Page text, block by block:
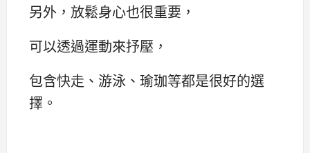
另外，放鬆身心也很重要，
可以透過運動來抒壓，
包含快走、游泳、瑜珈等都是很好的選
擇。